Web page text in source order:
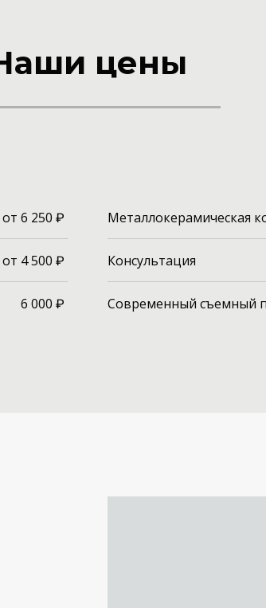
цены
от 6 250 ₽
от 4 500 ₽
6 000 ₽
Металлокерамическая
Консультация
Современный съемный